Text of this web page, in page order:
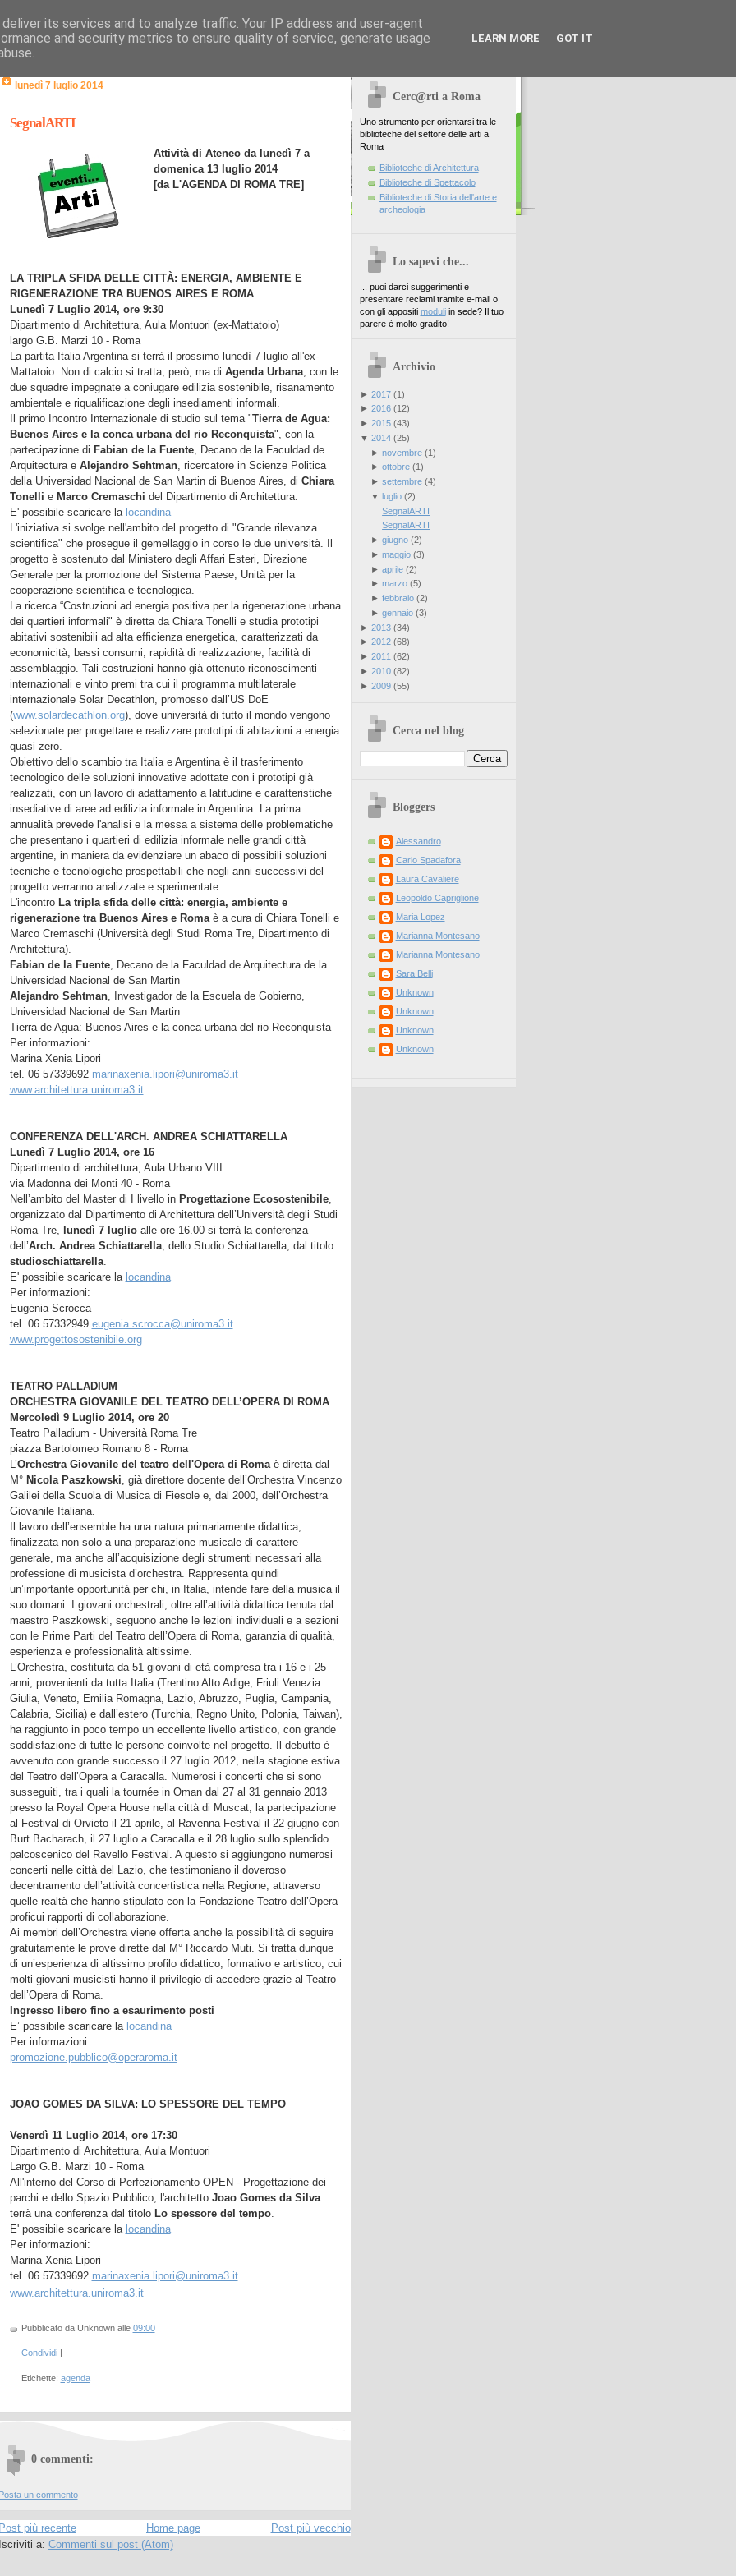
lunedì 7 luglio 2014
SegnalARTI
Attività di Ateneo da lunedì 7 a
domenica 13 luglio 2014
[da L'AGENDA DI ROMA TRE]
LA TRIPLA SFIDA DELLE CITTÀ: ENERGIA, AMBIENTE E
RIGENERAZIONE TRA BUENOS AIRES E ROMA
Lunedì 7 Luglio 2014, ore 9:30
Dipartimento di Architettura, Aula Montuori (ex-Mattatoio)
largo G.B. Marzi 10 - Roma
La partita Italia Argentina si terrà il prossimo lunedì 7 luglio all'ex-
Mattatoio. Non di calcio si tratta, però, ma di Agenda Urbana, con le
due squadre impegnate a coniugare edilizia sostenibile, risanamento
ambientale e riqualificazione degli insediamenti informali.
Il primo Incontro Internazionale di studio sul tema "Tierra de Agua:
Buenos Aires e la conca urbana del rio Reconquista", con la
partecipazione di Fabian de la Fuente, Decano de la Faculdad de
Arquitectura e Alejandro Sehtman, ricercatore in Scienze Politica
della Universidad Nacional de San Martin di Buenos Aires, di Chiara
Tonelli e Marco Cremaschi del Dipartimento di Architettura.
E' possibile scaricare la locandina
L'iniziativa si svolge nell'ambito del progetto di "Grande rilevanza
scientifica" che prosegue il gemellaggio in corso le due università. Il
progetto è sostenuto dal Ministero degli Affari Esteri, Direzione
Generale per la promozione del Sistema Paese, Unità per la
cooperazione scientifica e tecnologica.
La ricerca “Costruzioni ad energia positiva per la rigenerazione urbana
dei quartieri informali" è diretta da Chiara Tonelli e studia prototipi
abitativi sostenibili ad alta efficienza energetica, caratterizzati da
economicità, bassi consumi, rapidità di realizzazione, facilità di
assemblaggio. Tali costruzioni hanno già ottenuto riconoscimenti
internazionali e vinto premi tra cui il programma multilaterale
internazionale Solar Decathlon, promosso dall’US DoE
(www.solardecathlon.org), dove università di tutto il mondo vengono
selezionate per progettare e realizzare prototipi di abitazioni a energia
quasi zero.
Obiettivo dello scambio tra Italia e Argentina è il trasferimento
tecnologico delle soluzioni innovative adottate con i prototipi già
realizzati, con un lavoro di adattamento a latitudine e caratteristiche
insediative di aree ad edilizia informale in Argentina. La prima
annualità prevede l'analisi e la messa a sistema delle problematiche
che presentano i quartieri di edilizia informale nelle grandi città
argentine, in maniera da evidenziare un abaco di possibili soluzioni
tecniche e tecnologiche prospettabili che negli anni successivi del
progetto verranno analizzate e sperimentate
L'incontro La tripla sfida delle città: energia, ambiente e
rigenerazione tra Buenos Aires e Romaè a cura di Chiara Tonelli e
Marco Cremaschi (Università degli Studi Roma Tre, Dipartimento di
Architettura).
Fabian de la Fuente, Decano de la Faculdad de Arquitectura de la
Universidad Nacional de San Martin
Alejandro Sehtman, Investigador de la Escuela de Gobierno,
Universidad Nacional de San Martin
Tierra de Agua: Buenos Aires e la conca urbana del rio Reconquista
Per informazioni:
Marina Xenia Lipori
tel. 06 57339692 marinaxenia.lipori@uniroma3.it
www.architettura.uniroma3.it
CONFERENZA DELL'ARCH. ANDREA SCHIATTARELLA
Lunedì 7 Luglio 2014, ore 16
Dipartimento di architettura, Aula Urbano VIII
via Madonna dei Monti 40 - Roma
Nell’ambito del Master di I livello in Progettazione Ecosostenibile,
organizzato dal Dipartimento di Architettura dell’Università degli Studi
Roma Tre, lunedì 7 luglio alle ore 16.00 si terrà la conferenza
dell’Arch. Andrea Schiattarella, dello Studio Schiattarella, dal titolo
studioschiattarella.
E' possibile scaricare la locandina
Per informazioni:
Eugenia Scrocca
tel. 06 57332949 eugenia.scrocca@uniroma3.it
www.progettosostenibile.org
TEATRO PALLADIUM
ORCHESTRA GIOVANILE DEL TEATRO DELL’OPERA DI ROMA
Mercoledì 9 Luglio 2014, ore 20
Teatro Palladium - Università Roma Tre
piazza Bartolomeo Romano 8 - Roma
L’Orchestra Giovanile del teatro dell'Opera di Roma è diretta dal
M° Nicola Paszkowski , già direttore docente dell’Orchestra Vincenzo
Galilei della Scuola di Musica di Fiesole e, dal 2000, dell’Orchestra
Giovanile Italiana.
Il lavoro dell’ensemble ha una natura primariamente didattica,
finalizzata non solo a una preparazione musicale di carattere
generale, ma anche all’acquisizione degli strumenti necessari alla
professione di musicista d’orchestra. Rappresenta quindi
un’importante opportunità per chi, in Italia, intende fare della musica il
suo domani. I giovani orchestrali, oltre all’attività didattica tenuta dal
maestro Paszkowski, seguono anche le lezioni individuali e a sezioni
con le Prime Parti del Teatro dell’Opera di Roma, garanzia di qualità,
esperienza e professionalità altissime.
L’Orchestra, costituita da 51 giovani di età compresa tra i 16 e i 25
anni, provenienti da tutta Italia (Trentino Alto Adige, Friuli Venezia
Giulia, Veneto, Emilia Romagna, Lazio, Abruzzo, Puglia, Campania,
Calabria, Sicilia) e dall’estero (Turchia, Regno Unito, Polonia, Taiwan),
ha raggiunto in poco tempo un eccellente livello artistico, con grande
soddisfazione di tutte le persone coinvolte nel progetto. Il debutto è
avvenuto con grande successo il 27 luglio 2012, nella stagione estiva
del Teatro dell’Opera a Caracalla. Numerosi i concerti che si sono
susseguiti, tra i quali la tournée in Oman dal 27 al 31 gennaio 2013
presso la Royal Opera House nella città di Muscat, la partecipazione
al Festival di Orvieto il 21 aprile, al Ravenna Festival il 22 giugno con
Burt Bacharach, il 27 luglio a Caracalla e il 28 luglio sullo splendido
palcoscenico del Ravello Festival. A questo si aggiungono numerosi
concerti nelle città del Lazio, che testimoniano il doveroso
decentramento dell’attività concertistica nella Regione, attraverso
quelle realtà che hanno stipulato con la Fondazione Teatro dell’Opera
proficui rapporti di collaborazione.
Ai membri dell’Orchestra viene offerta anche la possibilità di seguire
gratuitamente le prove dirette dal M° Riccardo Muti. Si tratta dunque
di un’esperienza di altissimo profilo didattico, formativo e artistico, cui
molti giovani musicisti hanno il privilegio di accedere grazie al Teatro
dell’Opera di Roma.
Ingresso libero fino a esaurimento posti
E’ possibile scaricare la locandina
Per informazioni:
promozione.pubblico@operaroma.it
JOAO GOMES DA SILVA: LO SPESSORE DEL TEMPO
Venerdì 11 Luglio 2014, ore 17:30
Dipartimento di Architettura, Aula Montuori
Largo G.B. Marzi 10 - Roma
All'interno del Corso di Perfezionamento OPEN - Progettazione dei
parchi e dello Spazio Pubblico, l'architetto Joao Gomes da Silva
terrà una conferenza dal titolo Lo spessore del tempo.
E' possibile scaricare la locandina
Per informazioni:
Marina Xenia Lipori
tel. 06 57339692 marinaxenia.lipori@uniroma3.it
www.architettura.uniroma3.it
Pubblicato da Unknown alle 09:00
Condividi
Etichette: agenda
0 commenti:
Posta un commento
Post più recente Post più vecchio
Home page
Iscriviti a: Commenti sul post (Atom)
Cerc@rti a Roma
Uno strumento per orientarsi tra le
biblioteche del settore delle arti a
Roma
Biblioteche di Architettura
Biblioteche di Spettacolo
Biblioteche di Storia dell'arte e
archeologia
Lo sapevi che...
... puoi darci suggerimenti e
presentare reclami tramite e-mail o
con gli appositi moduliin sede? Il tuo
parere è molto gradito!
Archivio
► 2017(1)
► 2016(12)
► 2015(43)
▼ 2014(25)
► novembre(1)
► ottobre(1)
► settembre(4)
▼ luglio(2)
SegnalARTI
SegnalARTI
► giugno(2)
► maggio(3)
► aprile(2)
► marzo(5)
► febbraio(2)
► gennaio(3)
► 2013(34)
► 2012(68)
► 2011 (62)
► 2010(82)
► 2009(55)
Cerca nel blog
Bloggers
Alessandro
Carlo Spadafora
Laura Cavaliere
Leopoldo Capriglione
Maria Lopez
Marianna Montesano
Marianna Montesano
Sara Belli
Unknown
Unknown
Unknown
Unknown
its services and to analyze traffic. Your IP address and user-agent
and security metrics to ensure quality of service, generate usage
LEARN MORE GOT IT